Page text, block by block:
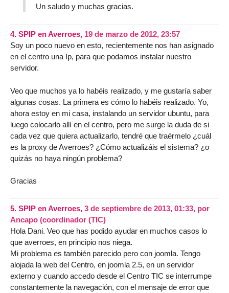
Un saludo y muchas gracias.
4. SPIP en Averroes, 19 de marzo de 2012, 23:57
Soy un poco nuevo en esto, recientemente nos han asignado
en el centro una Ip, para que podamos instalar nuestro
servidor.
Veo que muchos ya lo habéis realizado, y me gustaría saber
algunas cosas. La primera es cómo lo habéis realizado. Yo,
ahora estoy en mi casa, instalando un servidor ubuntu, para
luego colocarlo allí en el centro, pero me surge la duda de si
cada vez que quiera actualizarlo, tendré que traérmelo ¿cuál
es la proxy de Averroes? ¿Cómo actualizáis el sistema? ¿o
quizás no haya ningún problema?
Gracias
5. SPIP en Averroes, 3 de septiembre de 2013, 01:33, por
Ancapo (coordinador (TIC)
Hola Dani. Veo que has podido ayudar en muchos casos lo
que averroes, en principio nos niega.
Mi problema es también parecido pero con joomla. Tengo
alojada la web del Centro, en joomla 2.5, en un servidor
externo y cuando accedo desde el Centro TIC se interrumpe
constantemente la navegación, con el mensaje de error que